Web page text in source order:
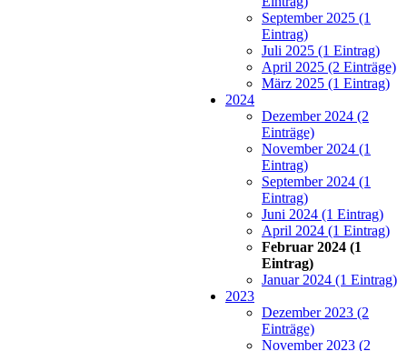
September 2025 (1
Eintrag)
Juli 2025 (1 Eintrag)
April 2025 (2 Einträge)
März 2025 (1 Eintrag)
2024
Dezember 2024 (2
Einträge)
November 2024 (1
Eintrag)
September 2024 (1
Eintrag)
Juni 2024 (1 Eintrag)
April 2024 (1 Eintrag)
Februar 2024 (1
Eintrag)
Januar 2024 (1 Eintrag)
2023
Dezember 2023 (2
Einträge)
November 2023 (2